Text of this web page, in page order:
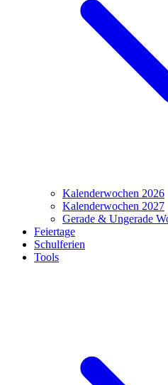
Kalenderwochen 2026
Kalenderwochen 2027
Gerade & Ungerade
Feiertage
Schulferien
Tools